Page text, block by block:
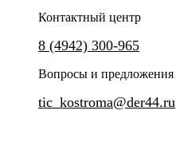
Контактный центр
8 (4942) 300-965
Вопросы и предложения
tic_kostroma@der44.ru